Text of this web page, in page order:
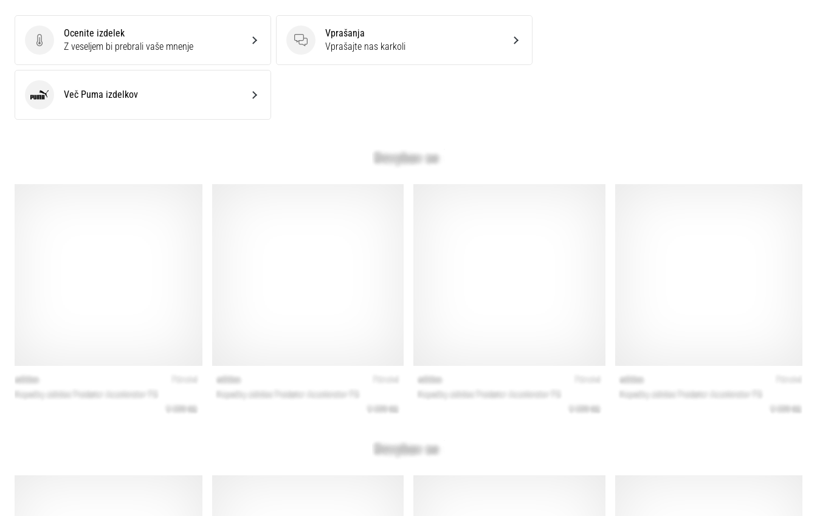
Ocenite izdelek
Ocenite izdelek
Z veseljem bi prebrali vaše mnenje
Vprašanja
Vprašanja
Vprašajte nas karkoli
Puma Več Puma izdelkov